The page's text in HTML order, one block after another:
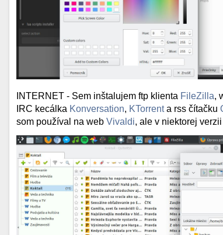
INTERNET - Sem inštalujem ftp klienta FileZilla,
IRC kecálka Konversation, KTorrenta rss čítačku
som používal na web Vivaldi, ale v niektorej